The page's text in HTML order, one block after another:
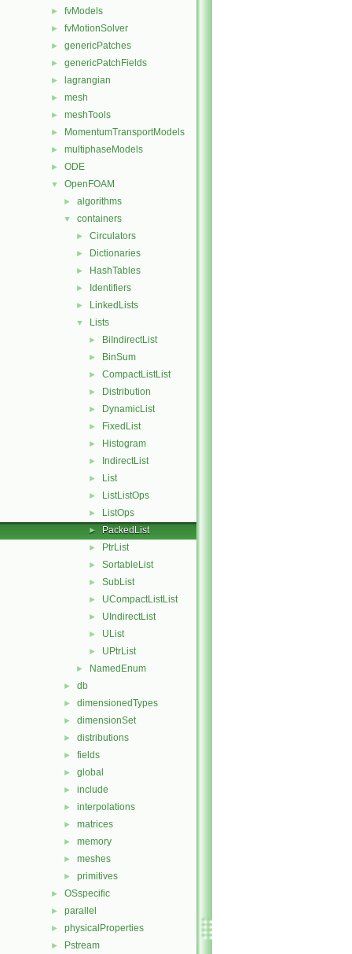
► fvModels
► fvMotionSolver
► genericPatches
► genericPatchFields
► lagrangian
► mesh
► meshTools
► MomentumTransportModels
► multiphaseModels
► ODE
▼ OpenFOAM
► algorithms
▼ containers
► Circulators
► Dictionaries
► HashTables
► Identifiers
► LinkedLists
▼ Lists
► BiIndirectList
► BinSum
► CompactListList
► Distribution
► DynamicList
► FixedList
► Histogram
► IndirectList
► List
► ListListOps
► ListOps
► PackedList
► PtrList
► SortableList
► SubList
► UCompactListList
► UIndirectList
► UList
► UPtrList
► NamedEnum
► db
► dimensionedTypes
► dimensionSet
► distributions
► fields
► global
► include
► interpolations
► matrices
► memory
► meshes
► primitives
► OSspecific
► parallel
► physicalProperties
► Pstream